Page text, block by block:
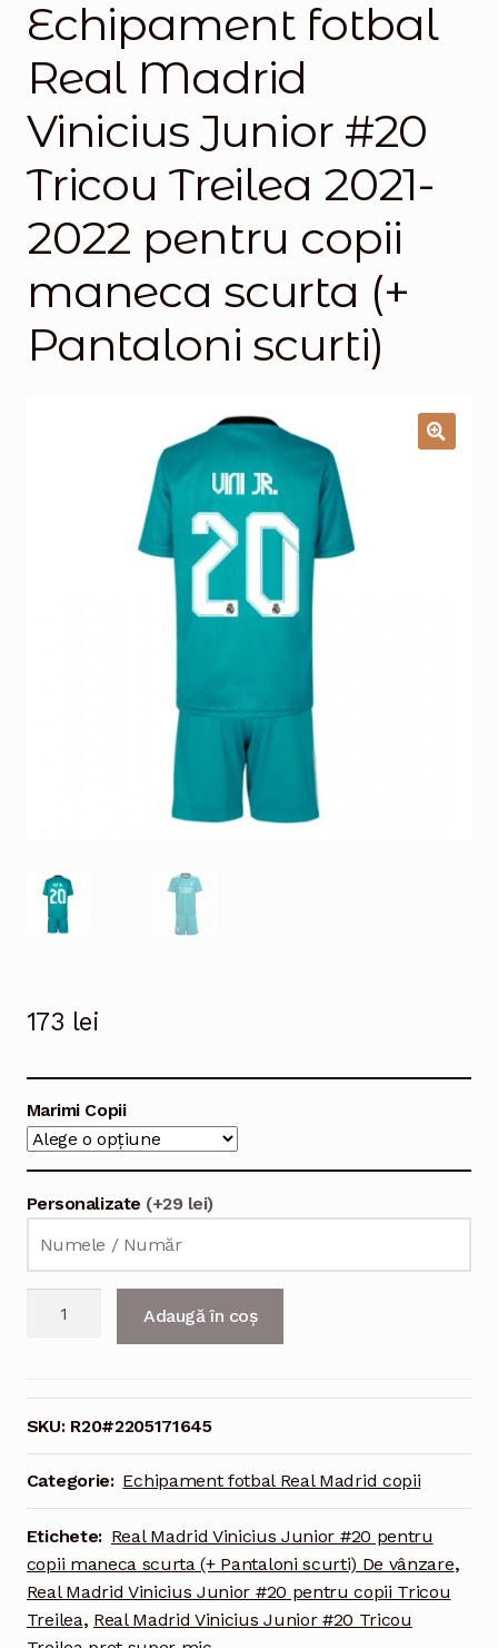
Magazinul
Echipament fotbal
Real Madrid
Vinicius Junior #20
Tricou Treilea 2021-
2022 pentru copii
maneca scurta (+
Pantaloni scurti)
173 lei
Marimi Copii
Personalizate (+29 lei)
2021-
2022
pentru
Adaugă în coș
SKU: R20#2205171645
Categorie: Echipament fotbal Real Madrid copii
Etichete: Real Madrid Vinicius Junior #20 pentru
copii maneca scurta (+ Pantaloni scurti) De vânzare,
Real Madrid Vinicius Junior #20 pentru copii Tricou
Treilea, Real Madrid Vinicius Junior #20 Tricou